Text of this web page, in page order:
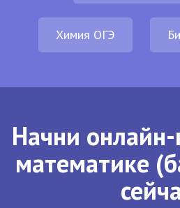
Химия ОГЭ
Начни онлайн-
математике